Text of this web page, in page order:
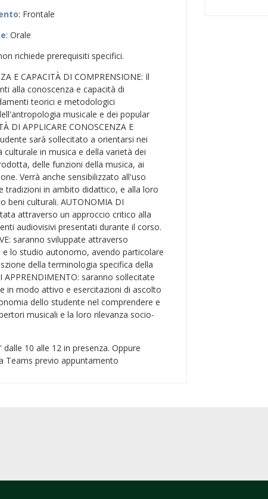
: Frontale
: Orale
richiede prerequisiti specifici.
E CAPACITÀ DI COMPRENSIONE: Il
alla conoscenza e capacità di
teorici e metodologici
musicale e dei popular
DI APPLICARE CONOSCENZA E
sarà sollecitato a orientarsi nei
in musica e della varietà dei
delle funzioni della musica, ai
Verrà anche sensibilizzato all'uso
tradizioni in ambito didattico, e alla loro
beni culturali. AUTONOMIA DI
attraverso un approccio critico alla
audiovisivi presentati durante il corso.
saranno sviluppate attraverso
e lo studio autonomo, avendo particolare
della terminologia specifica della
APPRENDIMENTO: saranno sollecitate
in modo attivo e esercitazioni di ascolto
dello studente nel comprendere e
musicali e la loro rilevanza socio-
dalle 10 alle 12 in presenza. Oppure
Teams previo appuntamento